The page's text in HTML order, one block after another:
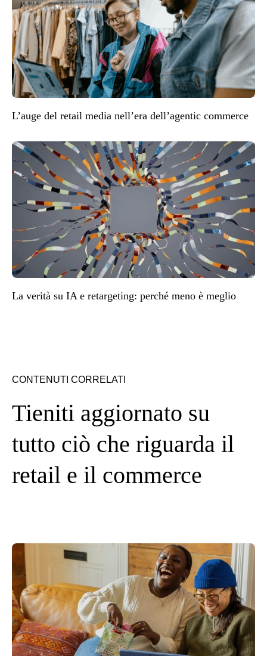
L’auge del retail media nell’era dell’agentic commerce
La verità su IA e retargeting: perché meno è meglio
CONTENUTI CORRELATI
Tieniti aggiornato su
tutto ciò che riguarda il
retail e il commerce